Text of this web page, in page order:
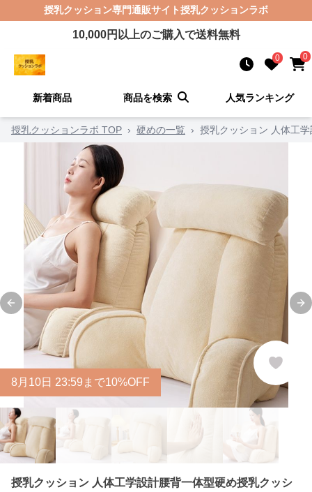
授乳クッション専門通販サイト授乳クッションラボ
10,000円以上のご購入で送料無料
0 0
新着商品 商品を検索 人気ランキング
授乳クッションラボ TOP › 硬めの一覧 › 授乳クッション 人体工
Previous slide
8 月 10日 23:59まで10%OFF
授乳クッション 人体工学設計腰背一体型硬め授乳クッシ